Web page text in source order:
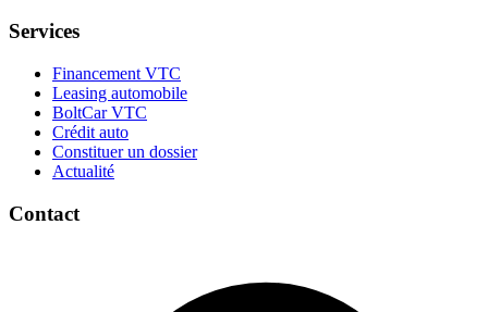
Services
Financement VTC
Leasing automobile
BoltCar VTC
Crédit auto
Constituer un dossier
Actualité
Contact